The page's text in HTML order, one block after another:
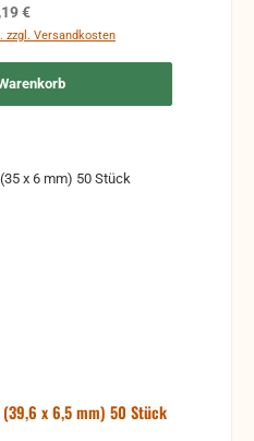
Preis:
€
zzgl. Versandkosten
x 6,5 mm) 50 Stück